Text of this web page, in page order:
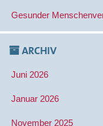
Gesunder
ARCHIV
Juni 2026
Januar 2026
November 2025